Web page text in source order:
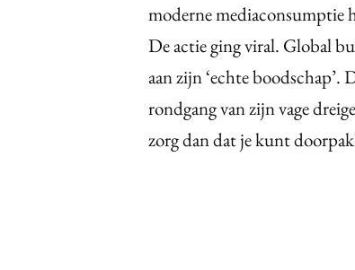
moderne mediaconsumptie
De actie ging viral. Global
aan zijn ‘echte boodschap’.
rondgang van zijn vage
zorg dan dat je kunt